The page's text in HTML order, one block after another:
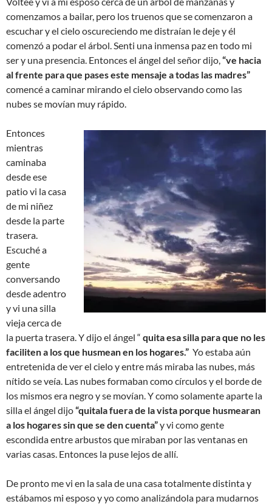
comenzamos a bailar, pero los truenos que se comenzaron a
escuchar y el cielo oscureciendo me distraían le deje y él
comenzó a podar el árbol. Senti una inmensa paz en todo mi
ser y una presencia. Entonces el ángel del señor dijo, “ve hacia
al frente para que pases este mensaje a todas las madres”
comencé a caminar mirando el cielo observando como las
nubes se movían muy rápido.
Entonces
mientras
caminaba
desde ese
patio vi la casa
de mi niñez
desde la parte
trasera.
Escuché a
gente
conversando
desde adentro
y vi una silla
vieja cerca de
la puerta trasera. Y dijo el ángel “ quita esa silla para que no les
faciliten a los que husmean en los hogares.” Yo estaba aún
entretenida de ver el cielo y entre más miraba las nubes, más
nítido se veía. Las nubes formaban como círculos y el borde de
los mismos era negro y se movían. Y como solamente aparte la
silla el ángel dijo“quitala fuera de la vista porque husmearan
a los hogares sin que se den cuenta”y vi como gente
escondida entre arbustos que miraban por las ventanas en
varias casas. Entonces la puse lejos de allí.
De pronto me vi en la sala de una casa totalmente distinta y
estábamos mi esposo y yo como analizándola para mudarnos